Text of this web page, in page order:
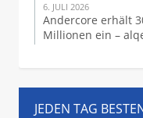
6. JULI 2026
Andercore erhält
Millionen ein –
JEDEN TAG